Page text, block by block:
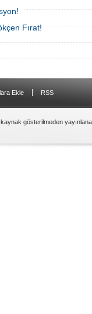
Fırat!
Ekle RSS
gösterilmeden